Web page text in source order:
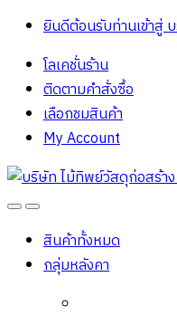
ยินดีต้อนรับท่านเข้าสู่
โลเคชั่นร้าน
ติดตามคำสั่งซื้อ
เลือกชมสินค้า
My Account
OpenClose
สินค้าทั้งหมด
กลุ่มหลังคา